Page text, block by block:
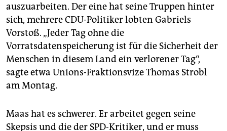
auszuarbeiten. Der eine hat seine Truppen hinter
sich, mehrere CDU-Politiker lobten Gabriels
Vorstoß. „Jeder Tag ohne die
Vorratsdatenspeicherung ist für die Sicherheit der
Menschen in diesem Land ein verlorener Tag“,
sagte etwa Unions-Fraktionsvize Thomas Strobl
am Montag.
Maas hat es schwerer. Er arbeitet gegen seine
Skepsis und die der SPD-Kritiker, und er muss